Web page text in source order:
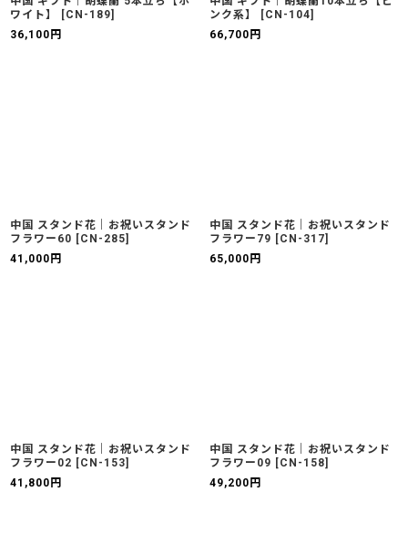
ワイト】
[CN-189]
36,100 円
ンク系】
[CN-104]
66,700 円
中国 スタンド花｜お祝いスタンド
フラワー60 [CN-285]
41,000 円
中国 スタンド花｜お祝いスタンド
フラワー79 [CN-317]
65,000 円
中国 スタンド花｜お祝いスタンド
フラワー02 [CN-153]
41,800 円
中国 スタンド花｜お祝いスタンド
フラワー09 [CN-158]
49,200 円